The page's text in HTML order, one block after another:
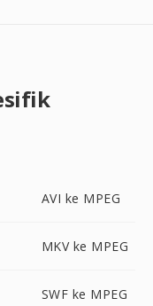
AVI ke MPEG
MKV ke MPEG
SWF ke MPEG